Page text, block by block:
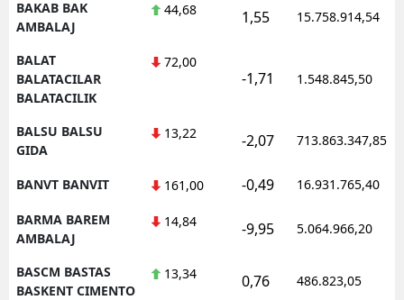
BAKAB BAK
AMBALAJ
44,68 1,55 15.758.914,54
BALAT
BALATACILAR
BALATACILIK
72,00
-1,71 1.548.845,50
BALSU BALSU
GIDA
13,22 -2,07 713.863.347,85
BANVT BANVIT 161,00 -0,49 16.931.765,40
BARMA BAREM
AMBALAJ
14,84 -9,95 5.064.966,20
BASCM BASTAS
BASKENT CIMENTO
13,34 0,76 486.823,05